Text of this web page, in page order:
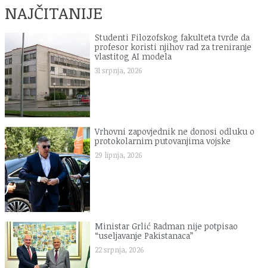
NAJČITANIJE
Studenti Filozofskog fakulteta tvrde da
profesor koristi njihov rad za treniranje
vlastitog AI modela
31 srpnja, 2026
Vrhovni zapovjednik ne donosi odluku o
protokolarnim putovanjima vojske
29 lipnja, 2026
Ministar Grlić Radman nije potpisao
“useljavanje Pakistanaca”
22 srpnja, 2026